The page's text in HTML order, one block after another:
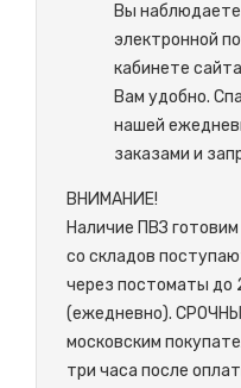
Вы
электронной
кабинете
Вам удобно.
нашей
заказами и
ВНИМАНИЕ!
Наличие ПВЗ
со складов
через постоматы до
(ежедневно).
московским
три часа после